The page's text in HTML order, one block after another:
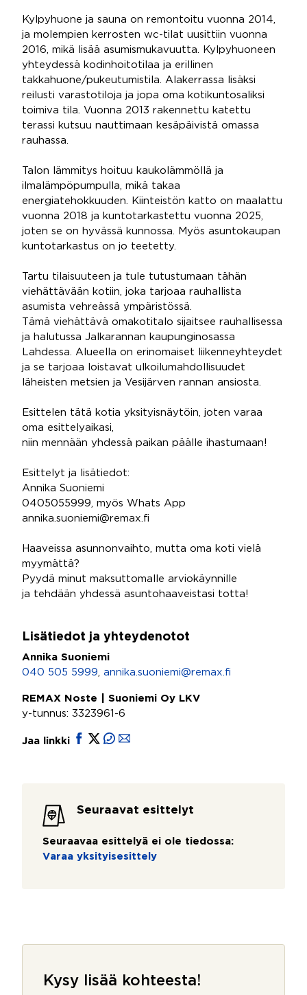
Kylpyhuone ja sauna on remontoitu vuonna 2014,
ja molempien kerrosten wc-tilat uusittiin vuonna
2016, mikä lisää asumismukavuutta. Kylpyhuoneen
yhteydessä kodinhoitotilaa ja erillinen
takkahuone/pukeutumistila. Alakerrassa lisäksi
reilusti varastotiloja ja jopa oma kotikuntosaliksi
toimiva tila. Vuonna 2013 rakennettu katettu
terassi kutsuu nauttimaan kesäpäivistä omassa
rauhassa.
Talon lämmitys hoituu kaukolämmöllä ja
ilmalämpöpumpulla, mikä takaa
energiatehokkuuden. Kiinteistön katto on maalattu
vuonna 2018 ja kuntotarkastettu vuonna 2025,
joten se on hyvässä kunnossa. Myös asuntokaupan
kuntotarkastus on jo teetetty.
Tartu tilaisuuteen ja tule tutustumaan tähän
viehättävään kotiin, joka tarjoaa rauhallista
asumista vehreässä ympäristössä.
Tämä viehättävä omakotitalo sijaitsee rauhallisessa
ja halutussa Jalkarannan kaupunginosassa
Lahdessa. Alueella on erinomaiset liikenneyhteydet
ja se tarjoaa loistavat ulkoilumahdollisuudet
läheisten metsien ja Vesijärven rannan ansiosta.
Esittelen tätä kotia yksityisnäytöin, joten varaa
oma esittelyaikasi,
niin mennään yhdessä paikan päälle ihastumaan!
Esittelyt ja lisätiedot:
Annika Suoniemi
0405055999, myös Whats App
annika.suoniemi@remax.fi
Haaveissa asunnonvaihto, mutta oma koti vielä
myymättä?
Pyydä minut maksuttomalle arviokäynnille
ja tehdään yhdessä asuntohaaveistasi totta!
Lisätiedot ja yhteydenotot
Annika Suoniemi
040 505 5999
annika.suoniemi@remax.fi
REMAX Noste | Suoniemi Oy LKV
y-tunnus: 3323961-6
Jaa linkki
Seuraavat esittelyt
Seuraavaa esittelyä ei ole tiedossa:
Varaa yksityisesittely
Kysy lisää kohteesta!